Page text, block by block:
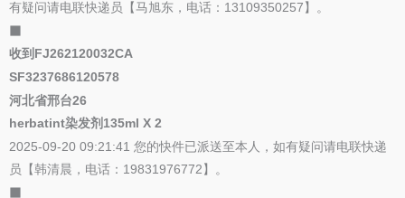
有疑问请电联快递员【马旭东，电话：13109350257】。
收到FJ262120032CA
SF3237686120578
河北省邢台26
herbatint染发剂135ml X 2
2025-09-20 09:21:41 您的快件已派送至本人，如有疑问请电联快递
员【韩清晨，电话：19831976772】。